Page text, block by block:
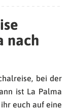
nach
bei der
ist La Palma
euch auf eine